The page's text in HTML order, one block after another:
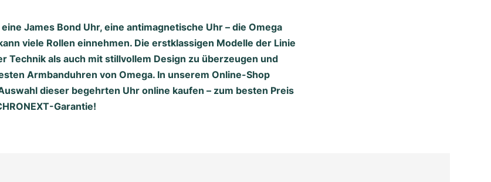
James Bond Uhr, eine antimagnetische Uhr – die Omega
viele Rollen einnehmen. Die erstklassigen Modelle der Linie
Technik als auch mit stillvollem Design zu überzeugen und
Armbanduhren von Omega. In unserem Online-Shop
dieser begehrten Uhr online kaufen – zum besten Preis
Garantie!